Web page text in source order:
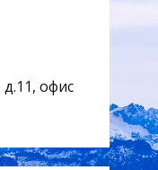
офис